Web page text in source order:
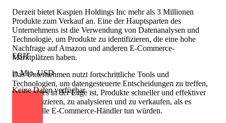
EBIT
in Mio. USD
Keine Daten verfügbar
Derzeit bietet Kaspien Holdings Inc mehr als 3 Millionen
Produkte zum Verkauf an. Eine der Hauptsparten des
Unternehmens ist die Verwendung von Datenanalysen und
Technologie, um Produkte zu identifizieren, die eine hohe
Nachfrage auf Amazon und anderen E-Commerce-
Marktplätzen haben.
Das Unternehmen nutzt fortschrittliche Tools und
Technologien, um datengesteuerte Entscheidungen zu treffen,
wodurch es in der Lage ist, Produkte schneller und effektiver
zu identifizieren, zu analysieren und zu verkaufen, als es
traditionelle E-Commerce-Händler tun würden.